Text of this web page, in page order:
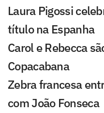
Laura Pigossi
título na Espanha
Carol e Rebecca
Copacabana
Zebra francesa
com João Fonseca